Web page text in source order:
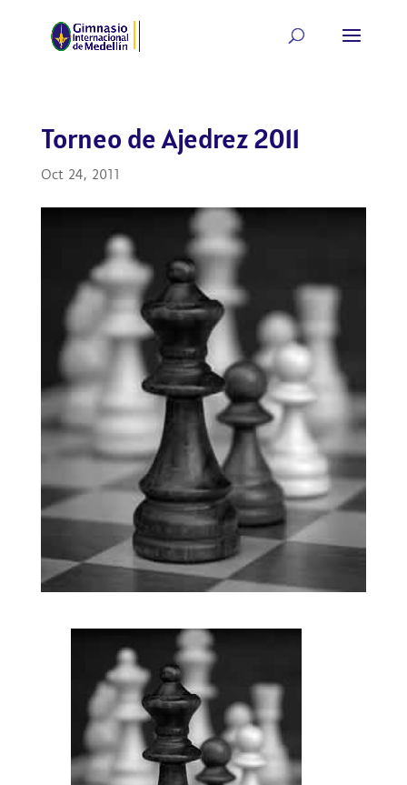
Torneo de Ajedrez 2011
Oct 24, 2011